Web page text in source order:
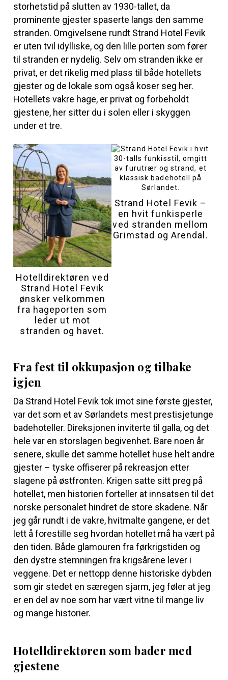
storhetstid på slutten av 1930-tallet, da
prominente gjester spaserte langs den samme
stranden. Omgivelsene rundt Strand Hotel Fevik
er uten tvil idylliske, og den lille porten som fører
til stranden er nydelig. Selv om stranden ikke er
privat, er det rikelig med plass til både hotellets
gjester og de lokale som også koser seg her.
Hotellets vakre hage, er privat og forbeholdt
gjestene, her sitter du i solen eller i skyggen
under et tre.
Hotell­direktøren ved
Strand Hotel Fevik
ønsker velkommen
fra hageporten som
leder ut mot
stranden og havet.
Strand Hotel Fevik –
en hvit funkisperle
ved stranden mellom
Grimstad og Arendal.
Fra fest til okkupasjon og tilbake
igjen
Da Strand Hotel Fevik tok imot sine første gjester,
var det som et av Sørlandets mest prestisjetunge
badehoteller. Direksjonen inviterte til galla, og det
hele var en storslagen begivenhet. Bare noen år
senere, skulle det samme hotellet huse helt andre
gjester – tyske offiserer på rekreasjon etter
slagene på østfronten. Krigen satte sitt preg på
hotellet, men historien forteller at innsatsen til det
norske personalet hindret de store skadene. Når
jeg går rundt i de vakre, hvitmalte gangene, er det
lett å forestille seg hvordan hotellet må ha vært på
den tiden. Både glamouren fra førkrigstiden og
den dystre stemningen fra krigsårene lever i
veggene. Det er nettopp denne historiske dybden
som gir stedet en særegen sjarm, jeg føler at jeg
er en del av noe som har vært vitne til mange liv
og mange historier.
Hotelldirektøren som bader med
gjestene